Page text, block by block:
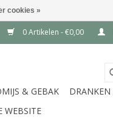
0 Artikelen - €0,00
& GEBAK
DRANKEN
WEBSITE
cookies »